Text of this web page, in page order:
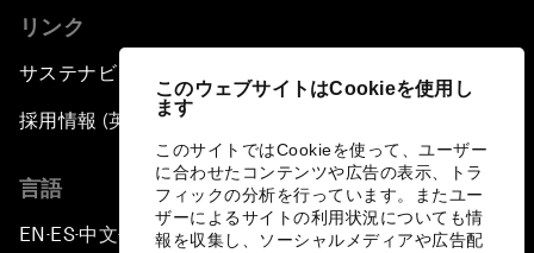
このウェブサイトはCookieを使用し
ます
このサイトではCookieを使って、ユーザー
に合わせたコンテンツや広告の表示、トラ
フィックの分析を行っています。またユー
ザーによるサイトの利用状況についても情
報を収集し、ソーシャルメディアや広告配
リンク
サステナビリティへの取り組み
採用情報 (英語のみ)
言語
EN ▪ES▪中文▪ 日本語